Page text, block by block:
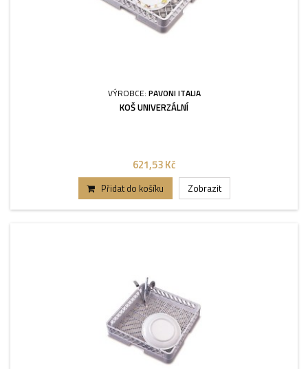
VÝROBCE: PAVONI ITALIA
KOŠ UNIVERZÁLNÍ
621,53 Kč
Přidat do košíku Zobrazit